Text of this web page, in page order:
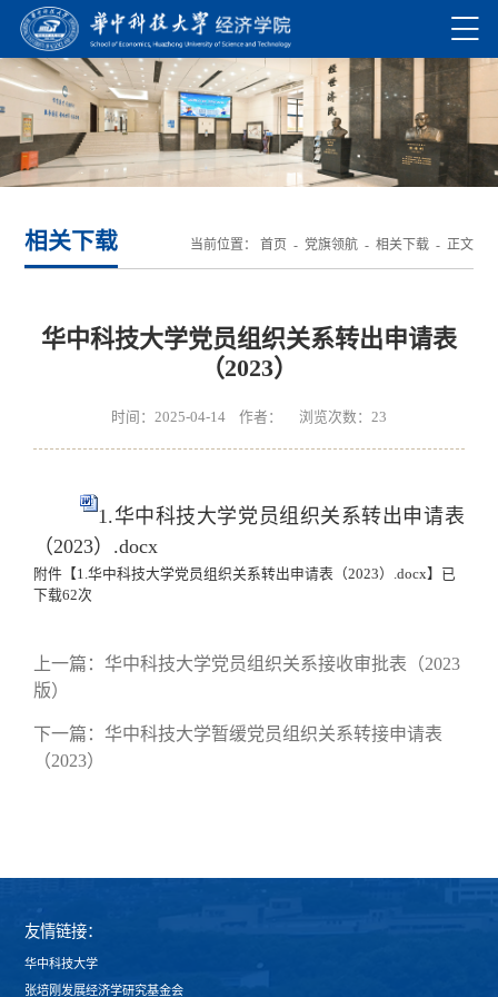
相关下载 当前位置： 首页 - 党旗领航- 相关下载- 正文
华中科技大学党员组织关系转出申请表
（2023）
时间：2025-04-14 作者： 浏览次数： 23
1.华中科技大学党员组织关系转出申请表
（2023）.docx
附件【1.华中科技大学党员组织关系转出申请表（2023）.docx】已
下载62次
上一篇：华中科技大学党员组织关系接收审批表（2023
版）
下一篇：华中科技大学暂缓党员组织关系转接申请表
（2023）
友情链接：
华中科技大学
张培刚发展经济学研究基金会